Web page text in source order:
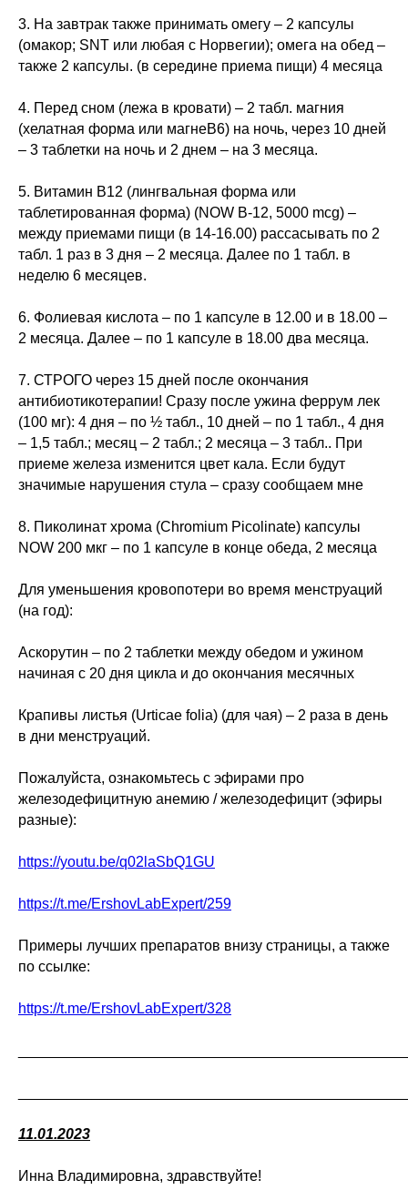
3. На завтрак также принимать омегу – 2 капсулы
(омакор; SNT или любая с Норвегии); омега на обед –
также 2 капсулы. (в середине приема пищи) 4 месяца
4. Перед сном (лежа в кровати) – 2 табл. магния
(хелатная форма или магнеВ6) на ночь, через 10 дней
– 3 таблетки на ночь и 2 днем – на 3 месяца.
5. Витамин В12 (лингвальная форма или
таблетированная форма) (NOW В-12, 5000 mcg) –
между приемами пищи (в 14-16.00) рассасывать по 2
табл. 1 раз в 3 дня – 2 месяца. Далее по 1 табл. в
неделю 6 месяцев.
6. Фолиевая кислота – по 1 капсуле в 12.00 и в 18.00 –
2 месяца. Далее – по 1 капсуле в 18.00 два месяца.
7. СТРОГО через 15 дней после окончания
антибиотикотерапии! Сразу после ужина феррум лек
(100 мг): 4 дня – по ½ табл., 10 дней – по 1 табл., 4 дня
– 1,5 табл.; месяц – 2 табл.; 2 месяца – 3 табл.. При
приеме железа изменится цвет кала. Если будут
значимые нарушения стула – сразу сообщаем мне
8. Пиколинат хрома (Chromium Picolinate) капсулы
NOW 200 мкг – по 1 капсуле в конце обеда, 2 месяца
Для уменьшения кровопотери во время менструаций
(на год):
Аскорутин – по 2 таблетки между обедом и ужином
начиная с 20 дня цикла и до окончания месячных
Крапивы листья (Urticae folia) (для чая) – 2 раза в день
в дни менструаций.
Пожалуйста, ознакомьтесь с эфирами про
железодефицитную анемию / железодефицит (эфиры
разные):
https://youtu.be/q02laSbQ1GU
https://t.me/ErshovLabExpert/259
Примеры лучших препаратов внизу страницы, а также
по ссылке:
https://t.me/ErshovLabExpert/328
11.01.2023
Инна Владимировна, здравствуйте!